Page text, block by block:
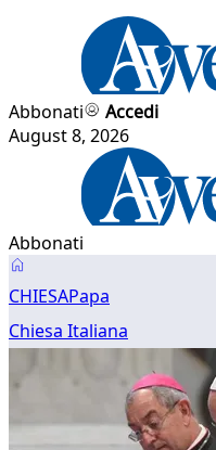
Abbonati
Accedi
August 8, 2026
Abbonati
Papa
CHIESAPapa
Chiesa Italiana